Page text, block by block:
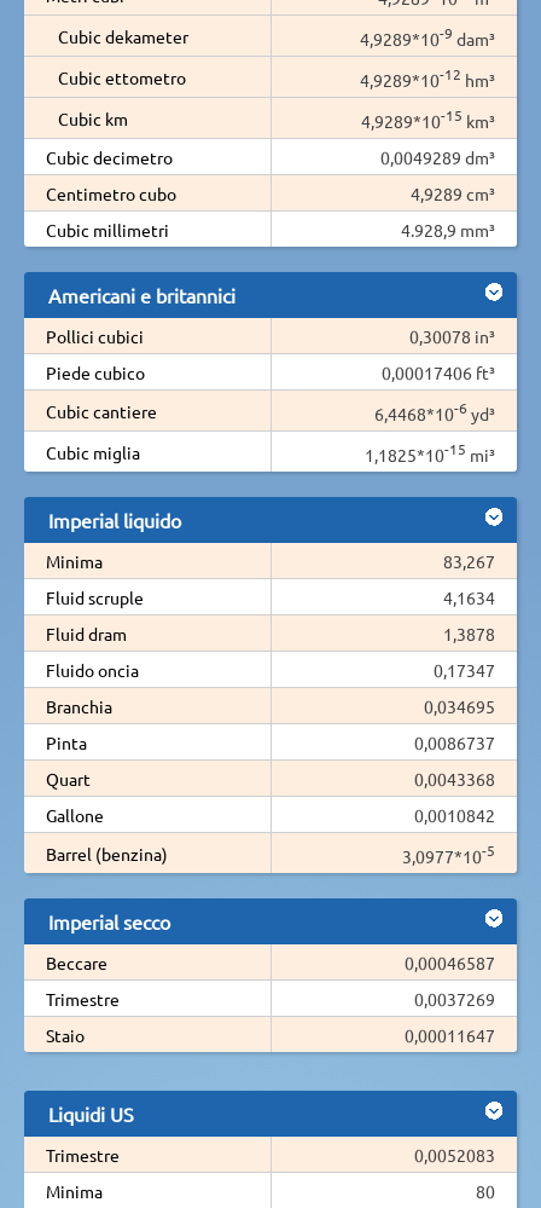
Cubic dekameter
4,9289*10-9 dam³
Cubic ettometro
4,9289*10-12 hm³
Cubic km
4,9289*10-15 km³
Cubic decimetro
0,0049289 dm³
Centimetro cubo
4,9289 cm³
Cubic millimetri
4.928,9 mm³
Americani e britannici
Pollici cubici
0,30078 in³
Piede cubico
0,00017406 ft³
Cubic cantiere
6,4468*10-6 yd³
Cubic miglia
1,1825*10-15 mi³
Imperial liquido
Minima
83,267
Fluid scruple
4,1634
Fluid dram
1,3878
Fluido oncia
0,17347
Branchia
0,034695
Pinta
0,0086737
Quart
0,0043368
Gallone
0,0010842
Barrel (benzina)
3,0977*10-5
Imperial secco
Beccare
0,00046587
Trimestre
0,0037269
Staio
0,00011647
Liquidi US
Trimestre
0,0052083
Minima
80